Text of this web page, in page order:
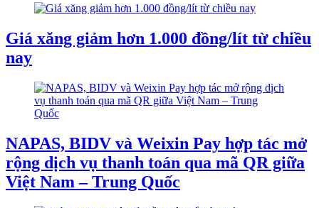
Giá xăng giảm hơn 1.000 đồng/lít từ chiều
nay
NAPAS, BIDV và Weixin Pay hợp tác mở
rộng dịch vụ thanh toán qua mã QR giữa
Việt Nam – Trung Quốc